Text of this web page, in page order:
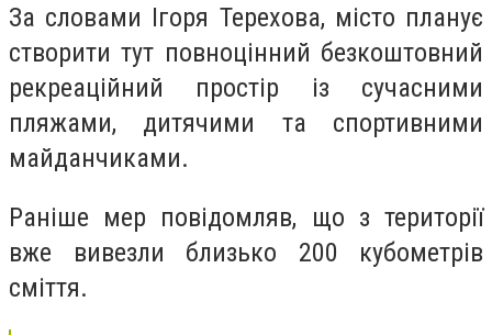
За словами Ігоря Терехова, місто планує
створити тут повноцінний безкоштовний
рекреаційний простір із сучасними
пляжами, дитячими та спортивними
майданчиками.
Раніше мер повідомляв, що з території
вже вивезли близько 200 кубометрів
сміття.